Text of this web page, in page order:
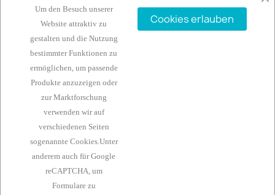
ARTIKEL
UNTERNEHMEN
KONTAKTINFORMATIONEN
Rechtliches
Um den Besuch unserer
Website attraktiv zu
gestalten und die Nutzung
bestimmter Funktionen zu
ermöglichen, um passende
Produkte anzuzeigen oder
zur Marktforschung
verwenden wir auf
verschiedenen Seiten
sogenannte Cookies.Unter
anderem auch fürGoogle
reCAPTCHA, um
Formulare zu
Cookies erlauben